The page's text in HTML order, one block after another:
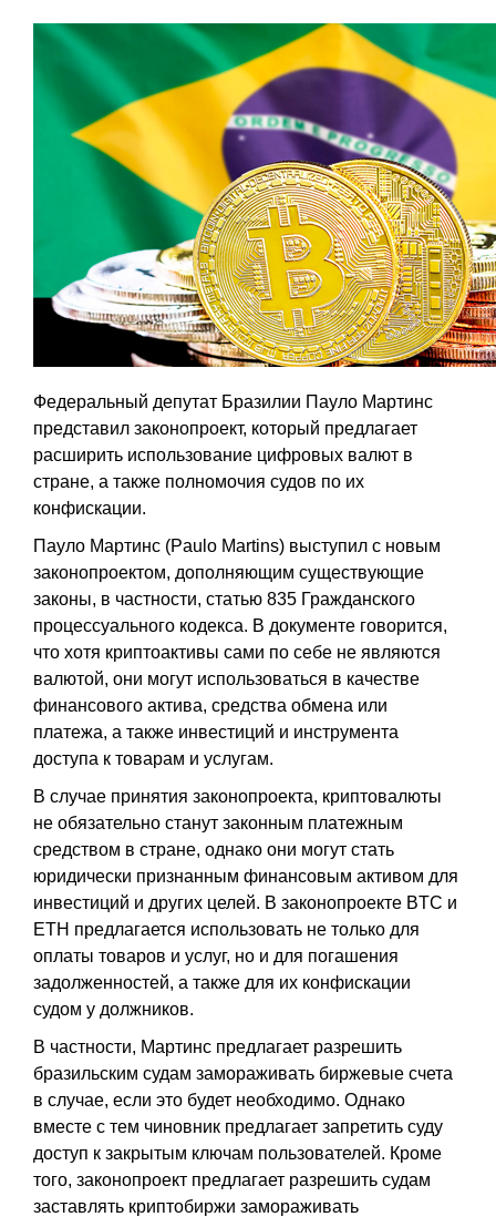
Федеральный депутат Бразилии Пауло Мартинс
представил законопроект, который предлагает
расширить использование цифровых валют в
стране, а также полномочия судов по их
конфискации.
Пауло Мартинс (Paulo Martins) выступил с новым
законопроектом, дополняющим существующие
законы, в частности, статью 835 Гражданского
процессуального кодекса. В документе говорится,
что хотя криптоактивы сами по себе не являются
валютой, они могут использоваться в качестве
финансового актива, средства обмена или
платежа, а также инвестиций и инструмента
доступа к товарам и услугам.
В случае принятия законопроекта, криптовалюты
не обязательно станут законным платежным
средством в стране, однако они могут стать
юридически признанным финансовым активом для
инвестиций и других целей. В законопроекте BTC и
ETH предлагается использовать не только для
оплаты товаров и услуг, но и для погашения
задолженностей, а также для их конфискации
судом у должников.
В частности, Мартинс предлагает разрешить
бразильским судам замораживать биржевые счета
в случае, если это будет необходимо. Однако
вместе с тем чиновник предлагает запретить суду
доступ к закрытым ключам пользователей. Кроме
того, законопроект предлагает разрешить судам
заставлять криптобиржи замораживать